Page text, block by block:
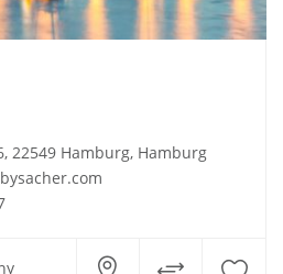
22549 Hamburg, Hamburg